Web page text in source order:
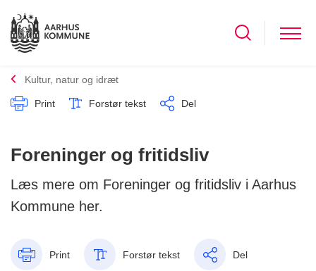
Kultur, natur og idræt
Print Forstør tekst Del
Foreninger og fritidsliv
Læs mere om Foreninger og fritidsliv i Aarhus
Kommune her.
Print Forstør tekst Del